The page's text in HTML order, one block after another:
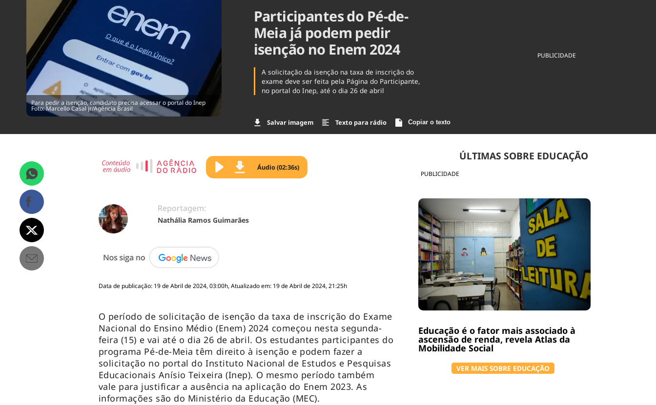
Brasil
Para pedir a isenção, candidato precisa acessar o portal do Inep
Foto: Marcello Casal jr/Agência Brasil
Participantes do Pé-de-
Meia já podem pedir
isenção no Enem 2024
A solicitação da isenção na taxa de inscrição do
exame deve ser feita pela Página do Participante,
no portal do Inep, até o dia 26 de abril
Salvar imagem Texto para rádio Copiar o texto
PUBLICIDADE
PUBLICIDADE
ÚLTIMAS SOBRE EDUCAÇÃO
Educação é o fator mais associado à
ascensão de renda, revela Atlas da
Mobilidade Social
VER MAIS SOBRE EDUCAÇÃO
Áudio (02:36s)
Reportagem:
Nathália Ramos Guimarães
Data de publicação: 19 de Abril de 2024, 03:00h, Atualizado em: 19 de Abril de 2024, 21:25h
O período de solicitação de isenção da taxa de inscrição do Exame
Nacional do Ensino Médio (Enem) 2024 começou nesta segunda-
feira (15) e vai até o dia 26 de abril. Os estudantes participantes do
programa Pé-de-Meia têm direito à isenção e podem fazer a
solicitação no portal do Instituto Nacional de Estudos e Pesquisas
Educacionais Anísio Teixeira (Inep). O mesmo período também
vale para justificar a ausência na aplicação do Enem 2023. As
informações são do Ministério da Educação (MEC).